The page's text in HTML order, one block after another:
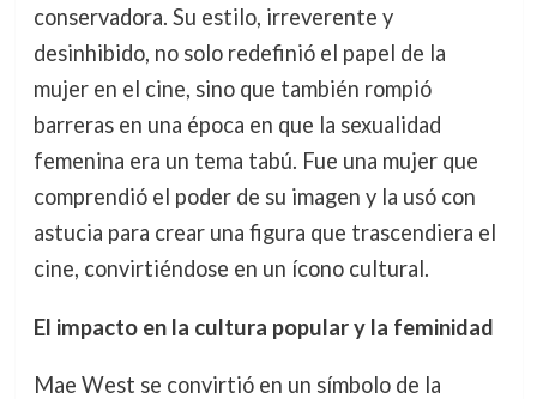
conservadora. Su estilo, irreverente y
desinhibido, no solo redefinió el papel de la
mujer en el cine, sino que también rompió
barreras en una época en que la sexualidad
femenina era un tema tabú. Fue una mujer que
comprendió el poder de su imagen y la usó con
astucia para crear una figura que trascendiera el
cine, convirtiéndose en un ícono cultural.
El impacto en la cultura popular y la feminidad
Mae West se convirtió en un símbolo de la